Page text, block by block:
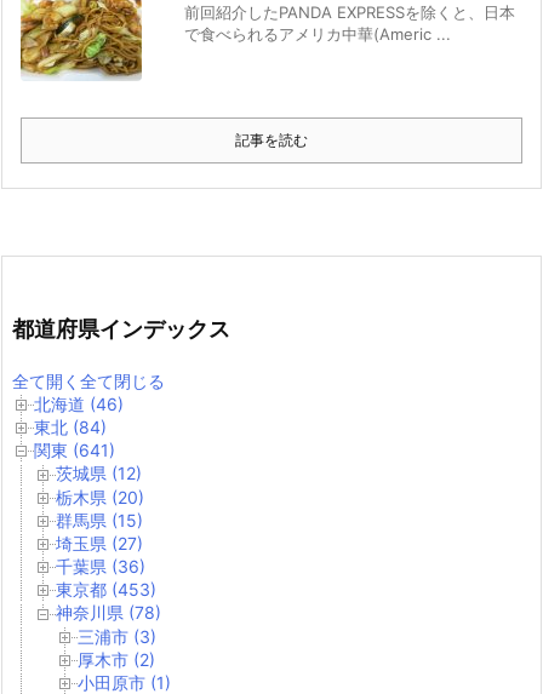
前回紹介したPANDA EXPRESSを除くと、日本
で食べられるアメリカ中華(Americ ...
記事を読む
都道府県インデックス
全て開く 全て閉じる
北海道 (46)
東北 (84)
関東 (641)
茨城県 (12)
栃木県 (20)
群馬県 (15)
埼玉県 (27)
千葉県 (36)
東京都 (453)
神奈川県 (78)
三浦市 (3)
厚木市 (2)
小田原市 (1)